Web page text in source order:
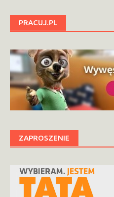
PRACUJ.PL
ZAPROSZENIE